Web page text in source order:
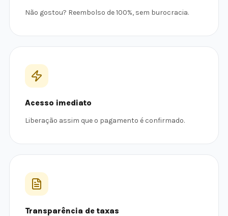
Não gostou? Reembolso de 100%, sem burocracia.
Acesso imediato
Liberação assim que o pagamento é confirmado.
Transparência de taxas